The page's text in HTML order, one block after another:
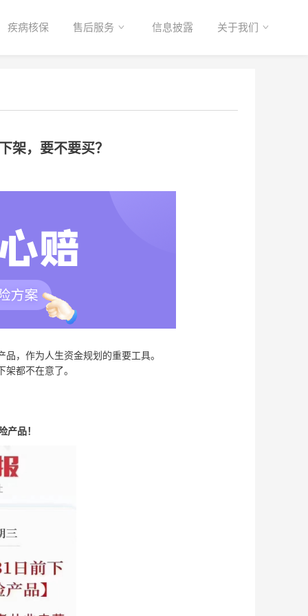
疾病核保 售后服务 信息披露 关于我们
架，要不要买？
，作为人生资金规划的重要工具。
都不在意了。
产品！